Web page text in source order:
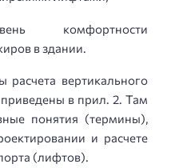
комфортности
в здании.
расчета вертикального
в прил. 2. Там
понятия (термины),
и расчете
(лифтов).